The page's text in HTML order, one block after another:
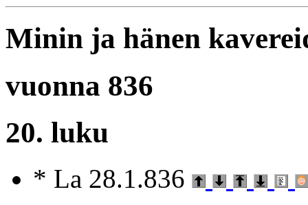
Minin ja hänen
vuonna 836
20. luku
* La 28.1.836